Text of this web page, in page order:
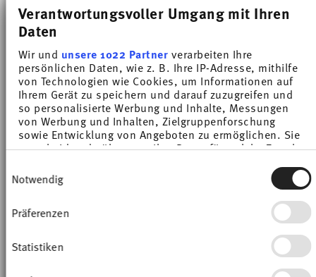
Verantwortungsvoller Umgang mit Ihren
Daten
Wir und unsere 1022 Partnerverarbeiten Ihre
persönlichen Daten, wie z. B. Ihre IP-Adresse, mithilfe
von Technologien wie Cookies, um Informationen auf
Ihrem Gerät zu speichern und darauf zuzugreifen und
so personalisierte Werbung und Inhalte, Messungen
von Werbung und Inhalten, Zielgruppenforschung
sowie Entwicklung von Angeboten zu ermöglichen. Sie
entscheiden darüber, wer Ihre Daten für welche Zwecke
Cookie-Erklärung oder durch Klicken auf das Privacy
Trigger Symbol ändern oder widerrufen
Wenn Sie es erlauben, würden wir auch gerne:
erfassen, welche bis auf einige Meter genau sein
Notwendig
Präferenzen
Statistiken
€ 16,90
-28%
Price reduced from
to
€ 47,00
-4%